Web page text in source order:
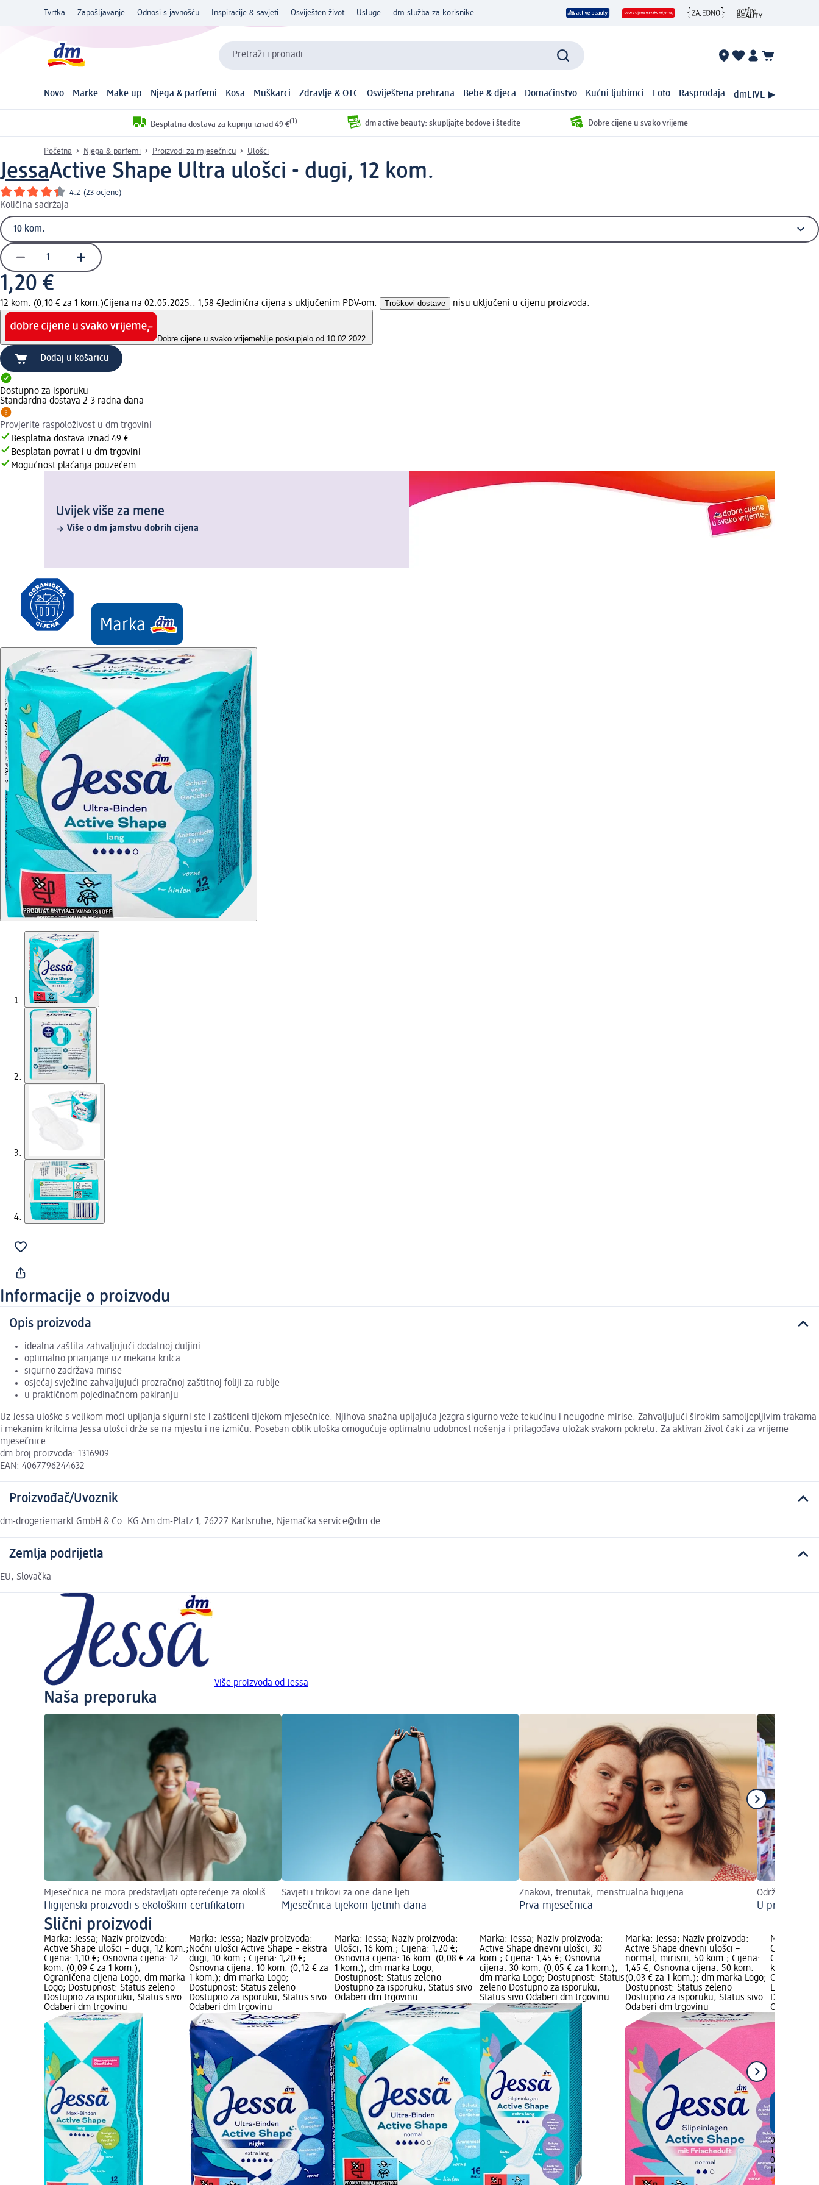
Tvrtka Zapošljavanje Odnosi s javnošću Inspiracije & savjeti Osviješten život Usluge dm služba za korisnike
Pretraži i pronađi
Novo Marke Make up Njega & parfemi Kosa Muškarci Zdravlje & OTC Osviještena prehrana Bebe & djeca Domaćinstvo Kućni ljubimci Foto Rasprodaja dmLIVE ▶
Besplatna dostava za kupnju iznad 49 €(1) dm active beauty: skupljajte bodove i štedite Dobre cijene u svako vrijeme
Početna Njega & parfemi Proizvodi za mjesečnicu Ulošci
JessaActive Shape Ultra ulošci - dugi, 12 kom.
4.2 (23 ocjene)
Količina sadržaja
1,20 €
12 kom. (0,10 € za 1 kom.)Cijena na 02.05.2025.: 1,58 €Jedinična cijena s uključenim PDV-om. Troškovi dostave nisu uključeni u cijenu proizvoda.
Dobre cijene u svako vrijemeNije poskupjelo od 10.02.2022.
Dodaj u košaricu
Dostupno za isporuku
Standardna dostava 2-3 radna dana
Provjerite raspoloživost u dm trgovini
Besplatna dostava iznad 49 €
Besplatan povrat i u dm trgovini
Mogućnost plaćanja pouzećem
Uvijek više za mene
Više o dm jamstvu dobrih cijena
Informacije o proizvodu
Opis proizvoda
idealna zaštita zahvaljujući dodatnoj duljini
optimalno prianjanje uz mekana krilca
sigurno zadržava mirise
osjećaj svježine zahvaljujući prozračnoj zaštitnoj foliji za rublje
u praktičnom pojedinačnom pakiranju
Uz Jessa uloške s velikom moći upijanja sigurni ste i zaštićeni tijekom mjesečnice. Njihova snažna upijajuća jezgra sigurno veže tekućinu i neugodne mirise. Zahvaljujući širokim samoljepljivim trakama
i mekanim krilcima Jessa ulošci drže se na mjestu i ne izmiču. Poseban oblik uloška omogućuje optimalnu udobnost nošenja i prilagođava uložak svakom pokretu. Za aktivan život čak i za vrijeme
mjesečnice.
dm broj proizvoda: 1316909
EAN: 4067796244632
Proizvođač/Uvoznik
dm-drogeriemarkt GmbH & Co. KG Am dm-Platz 1, 76227 Karlsruhe, Njemačka service@dm.de
Zemlja podrijetla
EU, Slovačka
Više proizvoda od Jessa
Naša preporuka
Mjesečnica ne mora predstavljati opterećenje za okoliš
Higijenski proizvodi s ekološkim certifikatom
Savjeti i trikovi za one dane ljeti
Mjesečnica tijekom ljetnih dana
Znakovi, trenutak, menstrualna higijena
Prva mjesečnica
Održiva
U pravilu
Slični proizvodi
Marka: Jessa; Naziv proizvoda:
Active Shape ulošci – dugi, 12 kom.;
Cijena: 1,10 €; Osnovna cijena: 12
kom. (0,09 € za 1 kom.);
Ograničena cijena Logo, dm marka
Logo; Dostupnost: Status zeleno
Dostupno za isporuku, Status sivo
Odaberi dm trgovinu
Marka: Jessa; Naziv proizvoda:
Noćni ulošci Active Shape – ekstra
dugi, 10 kom.; Cijena: 1,20 €;
Osnovna cijena: 10 kom. (0,12 € za
1 kom.); dm marka Logo;
Dostupnost: Status zeleno
Dostupno za isporuku, Status sivo
Odaberi dm trgovinu
Marka: Jessa; Naziv proizvoda:
Ulošci, 16 kom.; Cijena: 1,20 €;
Osnovna cijena: 16 kom. (0,08 € za
1 kom.); dm marka Logo;
Dostupnost: Status zeleno
Dostupno za isporuku, Status sivo
Odaberi dm trgovinu
Marka: Jessa; Naziv proizvoda:
Active Shape dnevni ulošci, 30
kom.; Cijena: 1,45 €; Osnovna
cijena: 30 kom. (0,05 € za 1 kom.);
dm marka Logo; Dostupnost: Status
zeleno Dostupno za isporuku,
Status sivo Odaberi dm trgovinu
Marka: Jessa; Naziv proizvoda:
Active Shape dnevni ulošci –
normal, mirisni, 50 kom.; Cijena:
1,45 €; Osnovna cijena: 50 kom.
(0,03 € za 1 kom.); dm marka Logo;
Dostupnost: Status zeleno
Dostupno za isporuku, Status sivo
Odaberi dm trgovinu
Marka:
Classic
Cijena:
kom. (0,06
Logo;
Dostupno
Odaberi
0,80 €
14 kom.
Jessa